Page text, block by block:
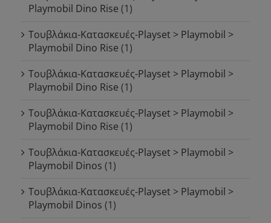
Playmobil Dino Rise (1)
Τουβλάκια-Κατασκευές-Playset > Playmobil >
Playmobil Dino Rise (1)
Τουβλάκια-Κατασκευές-Playset > Playmobil >
Playmobil Dino Rise (1)
Τουβλάκια-Κατασκευές-Playset > Playmobil >
Playmobil Dino Rise (1)
Τουβλάκια-Κατασκευές-Playset > Playmobil >
Playmobil Dinos (1)
Τουβλάκια-Κατασκευές-Playset > Playmobil >
Playmobil Dinos (1)